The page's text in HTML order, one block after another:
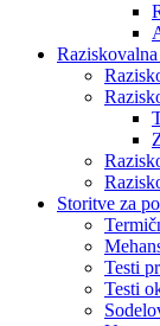
Storitve za
Testi
Testi